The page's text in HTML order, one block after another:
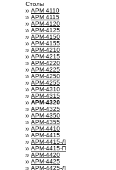
Столы
АРМ 4110
АРМ 4115
АРМ-4120
АРМ-4125
АРМ-4150
АРМ-4155
АРМ-4210
АРМ-4215
АРМ-4220
АРМ-4225
АРМ-4250
АРМ-4255
АРМ-4310
АРМ-4315
АРМ-4320
АРМ-4325
АРМ-4350
АРМ-4355
АРМ-4410
АРМ-4415
АРМ-4415-Л
АРМ-4415-П
АРМ-4420
АРМ-4425
АРМ-4425-Л